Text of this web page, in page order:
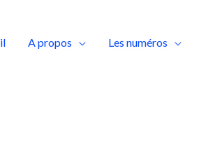
A propos Les numéros